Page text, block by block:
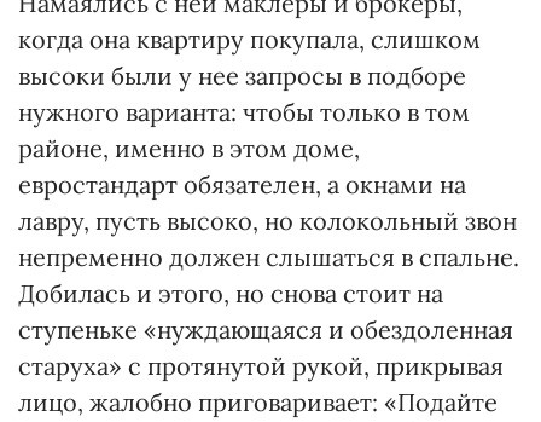
когда она квартиру покупала, слишком
высоки были у нее запросы в подборе
нужного варианта: чтобы только в том
районе, именно в этом доме,
евростандарт обязателен, а окнами на
лавру, пусть высоко, но колокольный звон
непременно должен слышаться в спальне.
Добилась и этого, но снова стоит на
ступеньке «нуждающаяся и обездоленная
старуха» с протянутой рукой, прикрывая
лицо, жалобно приговаривает: «Подайте